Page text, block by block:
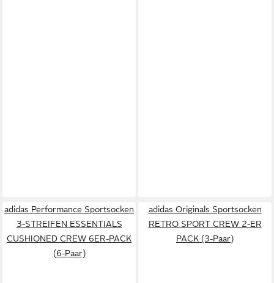
adidas Performance Sportsocken
3-STREIFEN ESSENTIALS
CUSHIONED CREW 6ER-PACK
(6-Paar)
adidas Originals Sportsocken
RETRO SPORT CREW 2-ER
PACK (3-Paar)